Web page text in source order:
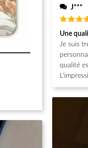
J***
Note
sur 5
Une
Je suis
qualité